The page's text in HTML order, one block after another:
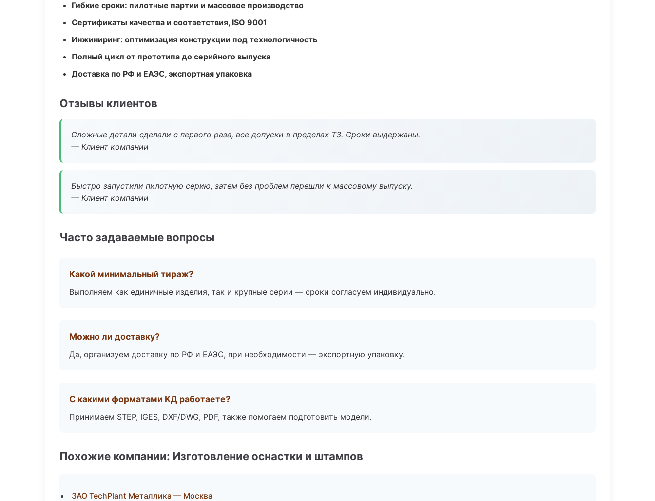
Гибкие сроки: пилотные партии и массовое производство
Сертификаты качества и соответствия, ISO 9001
Инжиниринг: оптимизация конструкции под технологичность
Полный цикл от прототипа до серийного выпуска
Доставка по РФ и ЕАЭС, экспортная упаковка
Отзывы клиентов
Сложные детали сделали с первого раза, все допуски в пределах ТЗ. Сроки выдержаны.
— Клиент компании
Быстро запустили пилотную серию, затем без проблем перешли к массовому выпуску.
— Клиент компании
Часто задаваемые вопросы
Какой минимальный тираж?
Выполняем как единичные изделия, так и крупные серии — сроки согласуем индивидуально.
Можно ли доставку?
Да, организуем доставку по РФ и ЕАЭС, при необходимости — экспортную упаковку.
С какими форматами КД работаете?
Принимаем STEP, IGES, DXF/DWG, PDF, также помогаем подготовить модели.
Похожие компании: Изготовление оснастки и штампов
ЗАО TechPlant Металлика — Москва